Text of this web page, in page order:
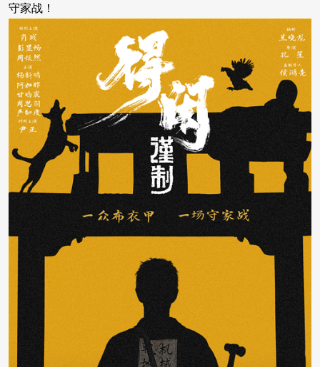
守家战！